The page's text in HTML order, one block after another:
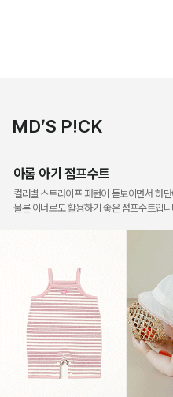
MD’S P!CK
아롬 아기 점프수트
컬러별 스트라이프 패턴이 돋보이면서 하
물론 이너로도 활용하기 좋은 점프수트입